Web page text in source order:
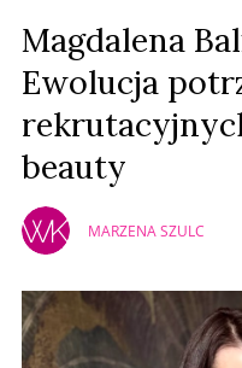
Magdalena
Ewolucja
beauty
MARZENA SZULC